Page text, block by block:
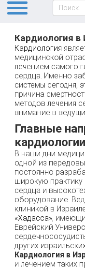
Кардиология в
Кардиология
медицинской
лечением самого
сердца. Именно
системы сегодня,
причина
методов лечения
внимание в
Главные
В наши дни
одной из
постоянно
широкую
сердца и
оборудование.
клиникой в
«Хадасса»,
Еврейский
других
Кардиология в
и лечением таких